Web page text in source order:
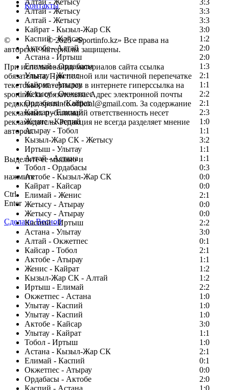
Алтай - Жетысу
3:3
Алтай - Жетысу
3:3
Алтай - Жетысу
3:3
Кайрат - Кызыл-Жар СК
3:0
Каспий - Кайсар
1:2
Актобе - Алтай
2:0
Астана - Иртыш
2:0
Елимай - Ордабасы
1:3
Улытау - Женис
2:1
Кайрат - Атырау
1:1
Жетысу - Окжетпес
2:2
Ордабасы - Кайрат
2:1
Кайсар - Елимай
2:3
Женис - Каспий
1:0
Атырау - Тобол
1:1
Кызыл-Жар СК - Жетысу
3:2
Иртыш - Улытау
1:1
Алтай - Астана
1:1
Тобол - Ордабасы
0:3
Актобе - Кызыл-Жар СК
0:0
Кайрат - Кайсар
0:0
Елимай - Женис
2:1
Жетысу - Атырау
0:0
Жетысу - Атырау
0:0
Каспий - Иртыш
2:2
Астана - Улытау
3:0
Алтай - Окжетпес
0:1
Кайсар - Тобол
2:1
Актобе - Атырау
1:1
Женис - Кайрат
1:2
Кызыл-Жар СК - Алтай
1:2
Иртыш - Елимай
2:2
Окжетпес - Астана
1:0
Улытау - Каспий
1:0
Улытау - Каспий
1:0
Актобе - Кайсар
3:0
Улытау - Кайрат
1:1
Тобол - Иртыш
1:0
Астана - Кызыл-Жар СК
2:1
Елимай - Каспий
0:1
Окжетпес - Атырау
0:0
Ордабасы - Актобе
2:0
Контакты
© Copyright© 2025 «Sportinfo.kz» Все права на
авторские материалы защищены.
При использовании материалов сайта ссылка
обязательна. При полной или частичной перепечатке
текстовых материалов в интернете гиперссылка на
sportinfo.kz обязательна. Адрес электронной почты
редакции: sportinfo.official@gmail.com. За содержание
рекламных публикаций ответственность несет
рекламодатель. Редакция не всегда разделяет мнение
авторов.
Заметили ошибку в тексте?
Выделите ее мышью и
нажмите
Ctrl
Enter
Сделано Весной